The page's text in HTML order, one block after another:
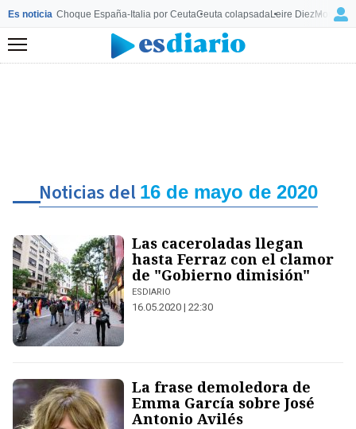
Es noticia Choque España-Italia por CeutaCeuta colapsadaLeire Diez
Menú
Noticias del 16 de mayo de 2020
Las caceroladas llegan
hasta Ferraz con el clamor
de "Gobierno dimisión"
ESDIARIO
16.05.2020 | 22:30
La frase demoledora de
Emma García sobre José
Antonio Avilés